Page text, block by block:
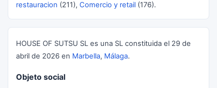
restauracion (211), Comercio y retail (176).
HOUSE OF SUTSU SL es una SL constituida el 29 de
abril de 2026 en Marbella, Málaga.
Objeto social